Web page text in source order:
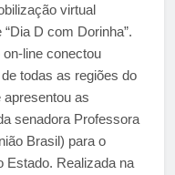
virtual
“Dia D com Dorinha”.
line conectou
todas as regiões do
apresentou as
senadora Professora
Brasil) para o
Estado. Realizada na